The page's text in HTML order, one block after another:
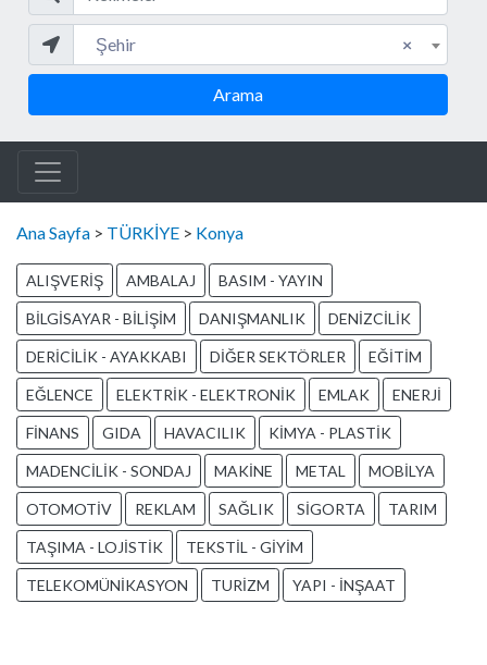
×
Şehir
Arama
Ana Sayfa > TÜRKİYE > Konya
ALIŞVERİŞ AMBALAJ BASIM - YAYIN
BİLGİSAYAR - BİLİŞİM DANIŞMANLIK DENİZCİLİK
DERİCİLİK - AYAKKABI DİĞER SEKTÖRLER EĞİTİM
EĞLENCE ELEKTRİK - ELEKTRONİK EMLAK ENERJİ
FİNANS GIDA HAVACILIK KİMYA - PLASTİK
MADENCİLİK - SONDAJ MAKİNE METAL MOBİLYA
OTOMOTİV REKLAM SAĞLIK SİGORTA TARIM
TAŞIMA - LOJİSTİK TEKSTİL - GİYİM
TELEKOMÜNİKASYON TURİZM YAPI - İNŞAAT